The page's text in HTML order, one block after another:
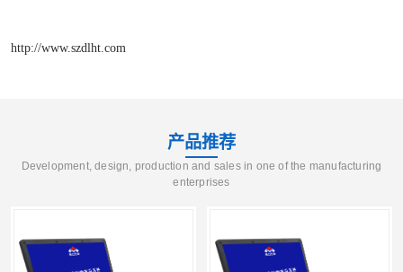
http://www.szdlht.com
产品推荐
Development, design, production and sales in one of the manufacturing
enterprises